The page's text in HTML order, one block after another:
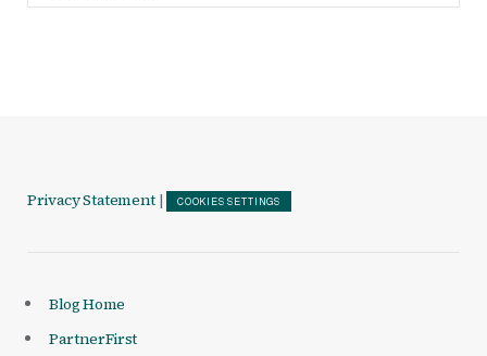
Articoli
Privacy Statement | COOKIES SETTINGS
Blog Home
PartnerFirst